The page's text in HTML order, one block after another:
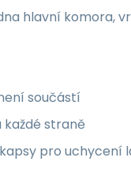
hlavní komora,
součástí
straně
pro uchycení